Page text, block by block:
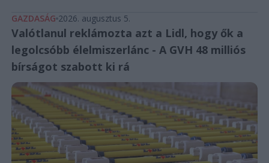
GAZDASÁG 2026. augusztus 5.
Valótlanul reklámozta azt a Lidl, hogy ők a
legolcsóbb élelmiszerlánc - A GVH 48 milliós
bírságot szabott ki rá